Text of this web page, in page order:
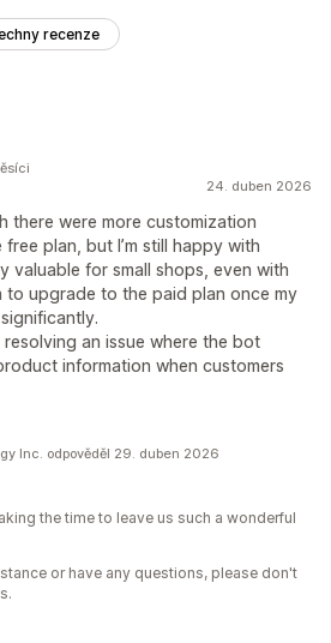
recenze
24. duben 2026
there were more customization
plan, but I’m still happy with
valuable for small shops, even with
to upgrade to the paid plan once my
resolving an issue where the bot
information when customers
Inc. odpověděl 29. duben 2026
the time to leave us such a wonderful
or have any questions, please don't